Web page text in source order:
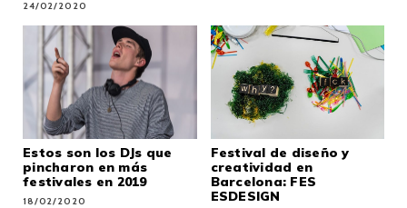
24/02/2020
Estos son los DJs que
pincharon en más
festivales en 2019
18/02/2020
Festival de diseño y
creatividad en
Barcelona: FES
ESDESIGN